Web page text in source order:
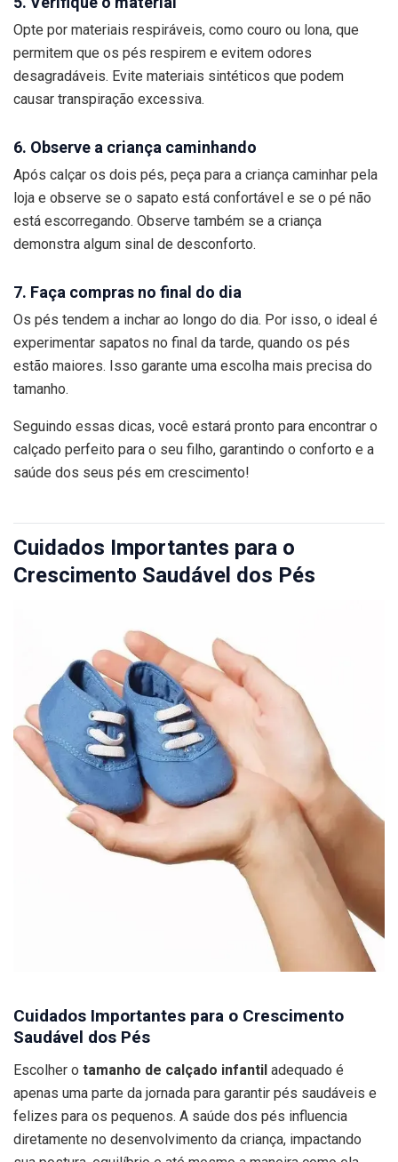
Opte por materiais respiráveis, como couro ou lona, que
permitem que os pés respirem e evitem odores
desagradáveis. Evite materiais sintéticos que podem
causar transpiração excessiva.
6. Observe a criança caminhando
Após calçar os dois pés, peça para a criança caminhar pela
loja e observe se o sapato está confortável e se o pé não
está escorregando. Observe também se a criança
demonstra algum sinal de desconforto.
7. Faça compras no final do dia
Os pés tendem a inchar ao longo do dia. Por isso, o ideal é
experimentar sapatos no final da tarde, quando os pés
estão maiores. Isso garante uma escolha mais precisa do
tamanho.
Seguindo essas dicas, você estará pronto para encontrar o
calçado perfeito para o seu filho, garantindo o conforto e a
saúde dos seus pés em crescimento!
Cuidados Importantes para o
Crescimento Saudável dos Pés
Cuidados Importantes para o Crescimento
Saudável dos Pés
Escolher o tamanho de calçado infantil adequado é
apenas uma parte da jornada para garantir pés saudáveis e
felizes para os pequenos. A saúde dos pés influencia
diretamente no desenvolvimento da criança, impactando